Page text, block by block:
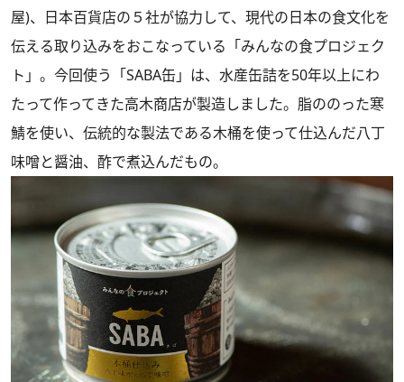
屋)、日本百貨店の５社が協力して、現代の日本の食文化を
伝える取り込みをおこなっている「みんなの食プロジェク
ト」。今回使う「SABA缶」は、水産缶詰を50年以上にわ
たって作ってきた高木商店が製造しました。脂ののった寒
鯖を使い、伝統的な製法である木桶を使って仕込んだ八丁
味噌と醤油、酢で煮込んだもの。